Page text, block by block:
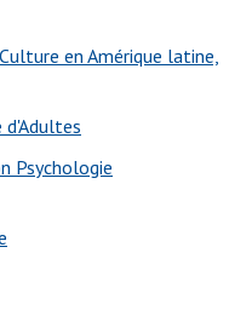
en Amérique latine,
d'Adultes
Psychologie